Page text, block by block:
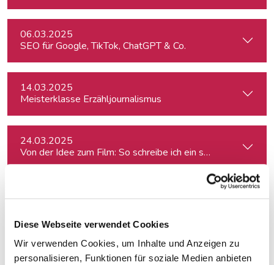
Diese Webseite verwendet Cookies
Wir verwenden Cookies, um Inhalte und Anzeigen zu
personalisieren, Funktionen für soziale Medien anbieten
06.03.2025
SEO für Google, TikTok, ChatGPT & Co.
14.03.2025
Meisterklasse Erzähljournalismus
24.03.2025
Von der Idee zum Film: So schreibe ich ein schlüssiges
24.04.2025
Besser schreiben und redigieren mit KI